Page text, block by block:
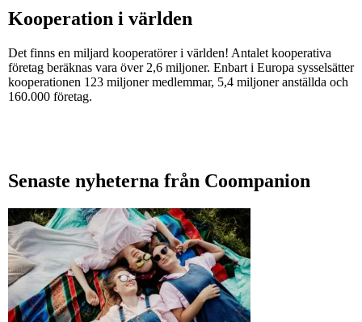
Kooperation i världen
Det finns en miljard kooperatörer i världen! Antalet kooperativa
företag beräknas vara över 2,6 miljoner. Enbart i Europa sysselsätter
kooperationen 123 miljoner medlemmar, 5,4 miljoner anställda och
160.000 företag.
Senaste nyheterna från Coompanion